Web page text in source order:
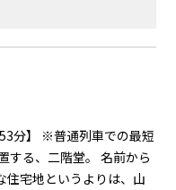
分】
※普通列車での最短
る、二階堂。
名前から
住宅地というよりは、山